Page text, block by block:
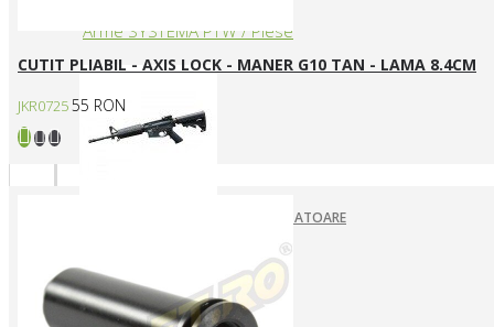
Arme SYSTEMA PTW / Piese
ACUMULATORI SI ALIMENTATOARE
PIESE DE SCHIMB
CUTIT PLIABIL - AXIS LOCK - MANER G10 TAN - LAMA 8.4CM
JKR072555 RON